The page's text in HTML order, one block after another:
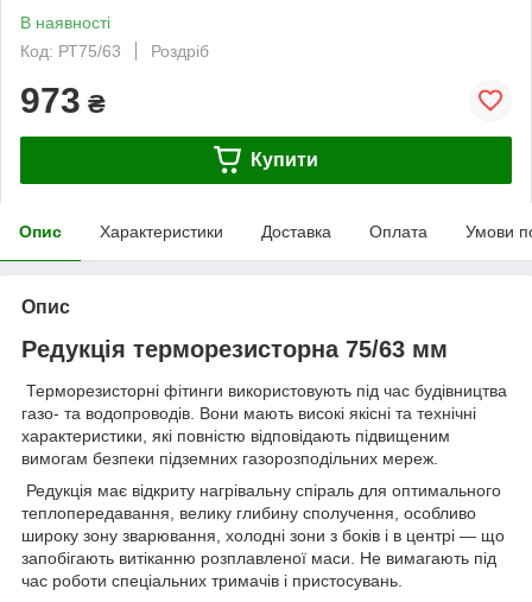
В наявності
Код: РТ75/63
Роздріб
973 ₴
Купити
Опис Характеристики Доставка Оплата Умови
Опис
Редукція терморезисторна 75/63 мм
Терморезисторні фітинги використовують під час будівництва
газо- та водопроводів. Вони мають високі якісні та технічні
характеристики, які повністю відповідають підвищеним
вимогам безпеки підземних газорозподільних мереж.
Редукція має відкриту нагрівальну спіраль для оптимального
теплопередавання, велику глибину сполучення, особливо
широку зону зварювання, холодні зони з боків і в центрі — що
запобігають витіканню розплавленої маси. Не вимагають під
час роботи спеціальних тримачів і пристосувань.